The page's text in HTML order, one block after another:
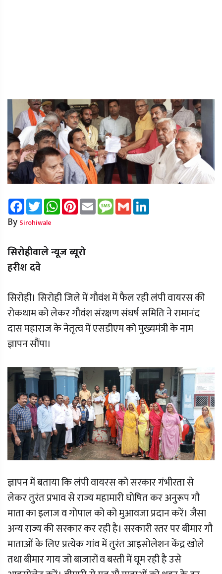
FacebookTwitterWhatsAppPinterest
Email Message
Gmail
By Sirohiwale
सिरोहीवाले न्यूज ब्यूरो
हरीश दवे
सिरोही। सिरोही जिले में गौवंश में फैल रही लंपी वायरस की
रोकथाम को लेकर गौवंश संरक्षण संघर्ष समिति ने रामानंद
दास महाराज के नेतृत्व में एसडीएम को मुख्यमंत्री के नाम
ज्ञापन सौंपा।
ज्ञापन में बताया कि लंपी वायरस को सरकार गंभीरता से
लेकर तुरंत प्रभाव से राज्य महामारी घोषित कर अनुरूप गौ
माता का इलाज व गोपाल को को मुआवजा प्रदान करें। जैसा
अन्य राज्य की सरकार कर रही है। सरकारी स्तर पर बीमार गौ
माताओं के लिए प्रत्येक गांव में तुरंत आइसोलेशन केंद्र खोले
तथा बीमार गाय जो बाजारों व बस्ती में घूम रही है उसे